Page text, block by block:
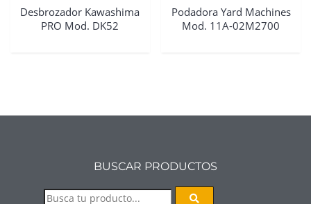
Desbrozador Kawashima
PRO Mod. DK52
Podadora Yard Machines
Mod. 11A-02M2700
BUSCAR PRODUCTOS